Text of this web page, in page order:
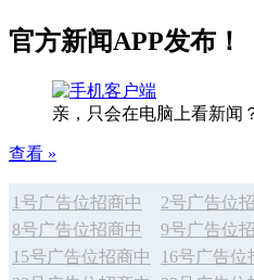
官方新闻APP发布！
亲，只会在电脑上看新闻
查看 »
1号广告位招商中 2号广告位
8号广告位招商中
9号广告位
15号广告位招商中
16号广告位